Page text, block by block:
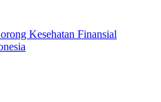
Kesehatan Finansial